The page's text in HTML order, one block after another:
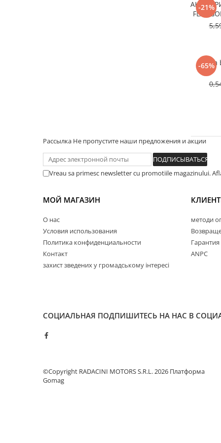
-21%
FL22
-65%
Рассылка Не пропустите наши предложения и акции
Vreau sa primesc newsletter cu promotiile magazinului.
МОЙ МАГАЗИН
O нac
Условия использования
Политика конфиденциальности
Контакт
захист зведених у громадському інтересі
методи
ANPC
СОЦИАЛЬНАЯ ПОДПИШИТЕСЬ НА НАС В
©Copyright RADACINI MOTORS S.R.L. 2026 Платформа
Gomag